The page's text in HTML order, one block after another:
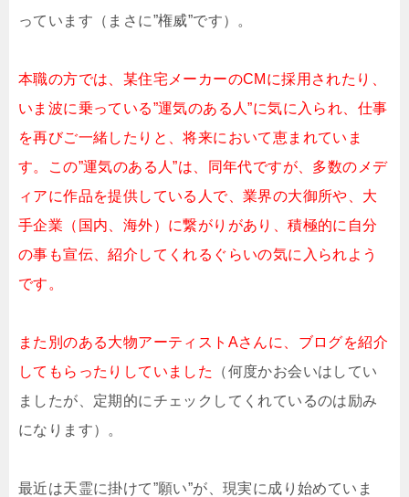
っています（まさに”権威”です）。
本職の方では、某住宅メーカーのCMに採用されたり、
いま波に乗っている”運気のある人”に気に入られ、仕事
を再びご一緒したりと、将来において恵まれていま
す。この”運気のある人”は、同年代ですが、多数のメデ
ィアに作品を提供している人で、業界の大御所や、大
手企業（国内、海外）に繋がりがあり、積極的に自分
の事も宣伝、紹介してくれるぐらいの気に入られよう
です。
また別のある大物アーティストAさんに、ブログを紹介
してもらったりしていました
（何度かお会いはしてい
ましたが、定期的にチェックしてくれているのは励み
になります）。
最近は天霊に掛けて”願い”が、現実に成り始めていま